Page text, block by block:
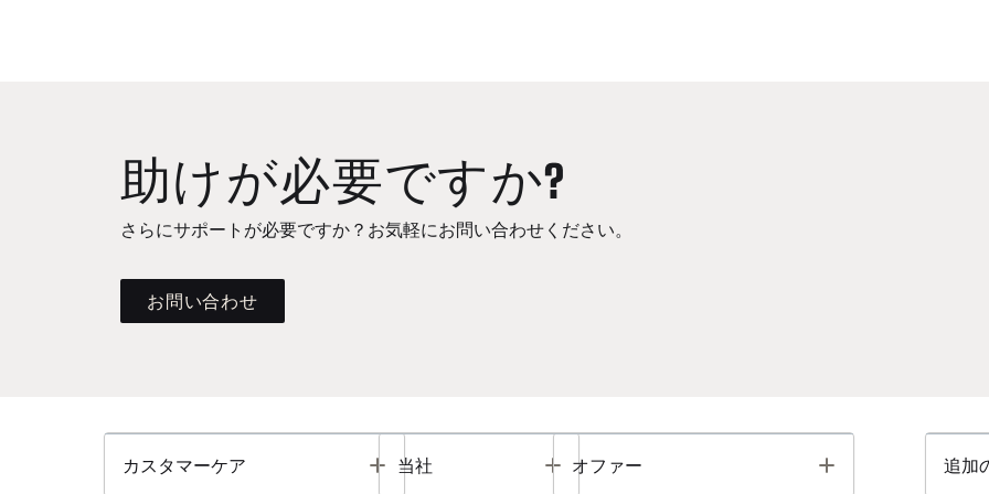
助けが必要ですか?
さらにサポートが必要ですか？お気軽にお問い合わせください。
お問い合わせ
カスタマーケア Toggle
当社 Toggle
オファー Toggle 追加